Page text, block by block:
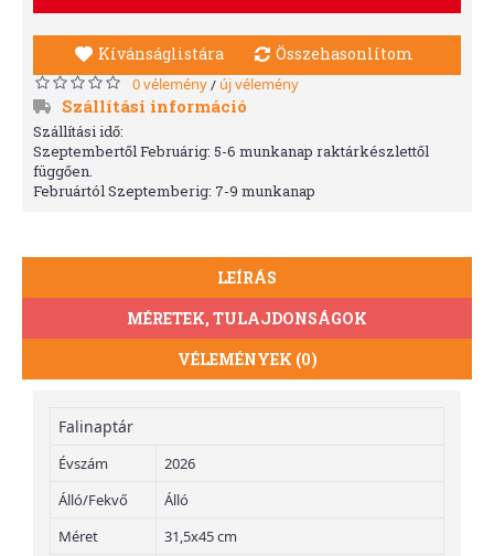
Kívánságlistára Összehasonlítom
0 vélemény/ új vélemény
Szállítási információ
Szállítási idő:
Szeptembertől Februárig: 5-6 munkanap raktárkészlettől
függően.
Februártól Szeptemberig: 7-9 munkanap
LEÍRÁS
MÉRETEK, TULAJDONSÁGOK
VÉLEMÉNYEK (0)
Falinaptár
Évszám
2026
Álló/Fekvő
Álló
Méret
31,5x45 cm